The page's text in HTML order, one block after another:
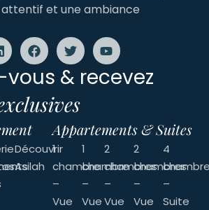
et une ambiance
& recevez
Découvrir
Asilah
Appartements & Suites
1
chambre
–
Vue
1
chambre
–
Vue
2
chambres
–
Vue
2
chambres
–
Vue
4
–
Suite